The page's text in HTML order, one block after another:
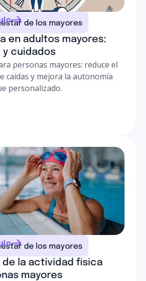
de los mayores
en adultos mayores:
y cuidados
personas mayores: reduce el
caídas y mejora la autonomía
personalizado.
de los mayores
de la actividad física
mayores